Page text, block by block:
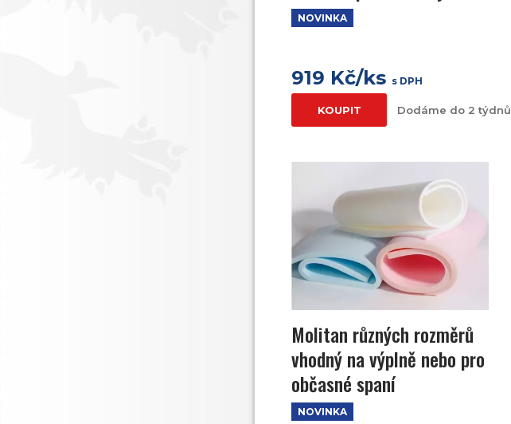
NOVINKA
919 Kč/ks s DPH
KOUPIT Dodáme do 2 týdnů
Molitan různých rozměrů
vhodný na výplně nebo pro
občasné spaní
NOVINKA